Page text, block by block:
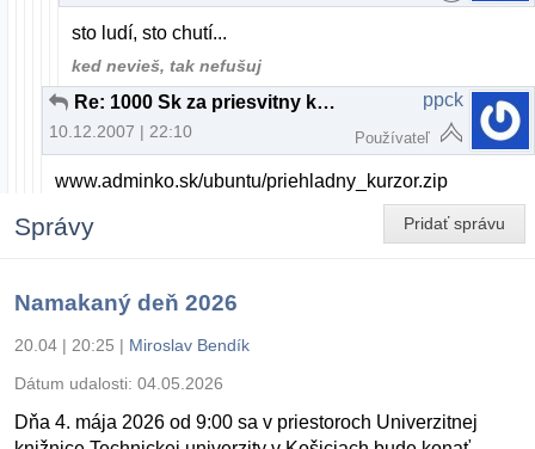
sto ludí, sto chutí...
ked nevieš, tak nefušuj
Re: 1000 Sk za priesvitny kurzor
10.12.2007 | 22:10
ppck
Používateľ
www.adminko.sk/ubuntu/priehladny_kurzor.zip
Pridať správu
Správy
Namakaný deň 2026
20.04 | 20:25 | Miroslav Bendík
Dátum udalosti: 04.05.2026
Dňa 4. mája 2026 od 9:00 sa v priestoroch Univerzitnej